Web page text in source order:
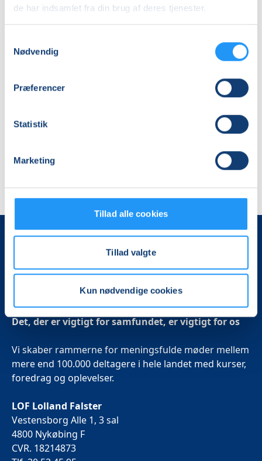
de har indsamlet fra din brug af deres tjenester.
Nødvendig
Præferencer
Statistik
Marketing
Tillad alle cookies
Tillad valgte
Kun nødvendige cookies
Vi tilbyder et bredt udvalg i kurser i Blomster, fra
Der bliver løbende slået nye kurser op - hold dig
eller
Instagram
Det, der er vigtigt for samfundet, er vigtigt for os
Vi skaber rammerne for meningsfulde møder mellem
mere end 100.000 deltagere i hele landet med kurser,
foredrag og oplevelser.
LOF Lolland Falster
Vestensborg Alle 1, 3 sal
4800 Nykøbing F
CVR. 18214873